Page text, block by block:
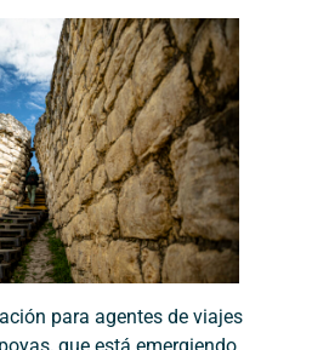
para agentes de viajes
que está emergiendo